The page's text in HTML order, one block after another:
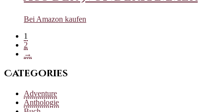
Bei Amazon kaufen
1
2
→
Categories
Adventure
Anthologie